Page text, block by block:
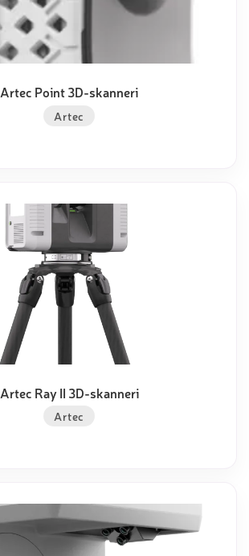
Artec Point 3D-skanneri
Artec
Artec Ray II 3D-skanneri
Artec